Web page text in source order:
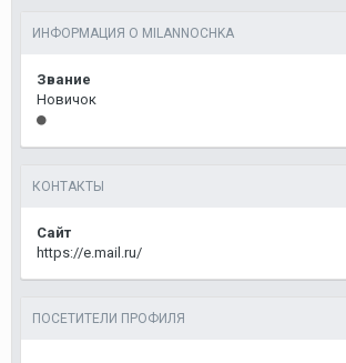
ИНФОРМАЦИЯ О MILANNOCHKA
Звание
Новичок
КОНТАКТЫ
Сайт
https://e.mail.ru/
ПОСЕТИТЕЛИ ПРОФИЛЯ